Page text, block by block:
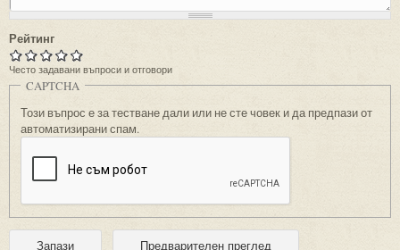
Рейтинг
Често задавани въпроси и отговори
CAPTCHA
Този въпрос е за тестване дали или не сте човек и да предпази от
автоматизирани спам.